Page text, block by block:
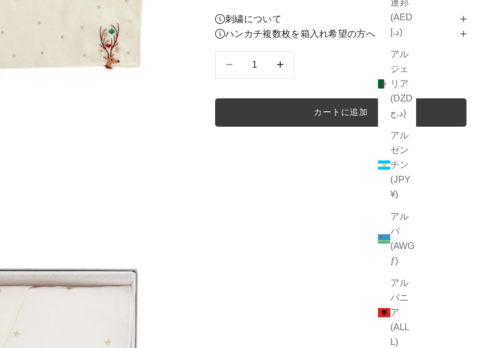
連邦
(AED
د.إ)
アル
ジェ
リア
(DZD
د.ج)
アル
ゼン
チン
(JPY
¥)
アル
バ
(AWG
ƒ)
アル
バニ
ア
(ALL
L)
刺繍について
ハンカチ複数枚を箱入れ希望の方へ
カートに追加